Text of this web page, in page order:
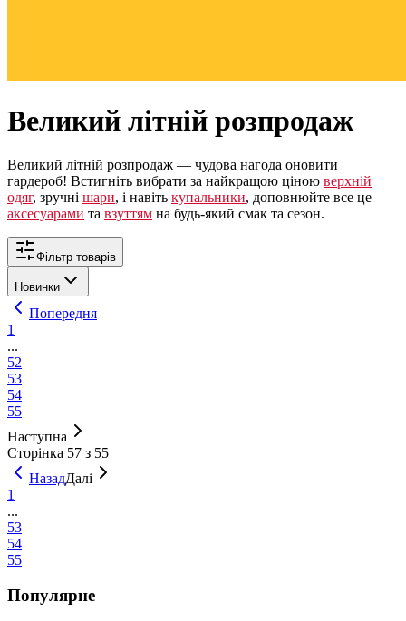
Великий літній розпродаж
Великий літній розпродаж — чудова нагода оновити
гардероб! Встигніть вибрати за найкращою ціною верхній
одяг, зручні шари, і навіть купальники, доповнюйте все це
аксесуарами та взуттям на будь-який смак та сезон.
Фільтр товарів
Новинки
Попередня
1
...
52
53
54
55
Наступна
Сторінка 57 з 55
НазадДалі
1
...
53
54
55
Популярне